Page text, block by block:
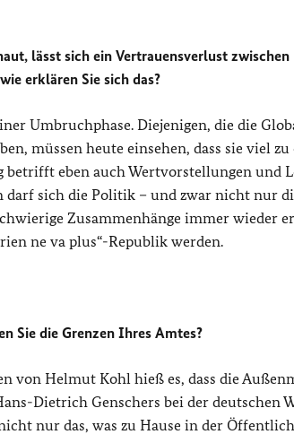
lässt sich ein Vertrauensverlust
erklären Sie sich das?
Umbruchphase. Diejenigen, die die
müssen heute einsehen, dass sie viel
betrifft eben auch Wertvorstellungen und
darf sich die Politik – und zwar nicht nur
Zusammenhänge immer wieder
ne va plus“-Republik werden.
Sie die Grenzen Ihres Amtes?
von Helmut Kohl hieß es, dass die
Dietrich Genschers bei der deutschen
nur das, was zu Hause in der